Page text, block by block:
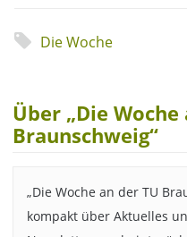
Die Woche
Über „Die Woche
Braunschweig“
„Die Woche an der TU
kompakt über Aktuelles